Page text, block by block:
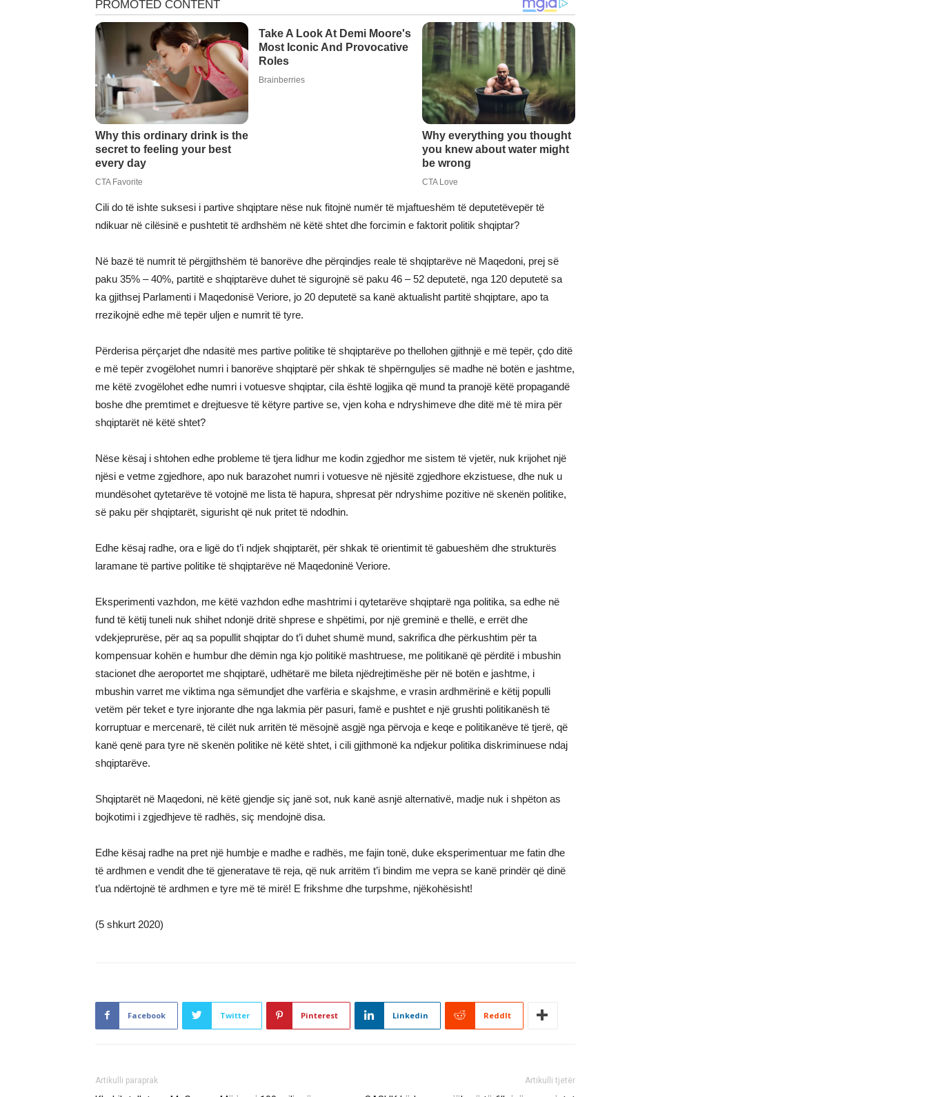
Cili do të ishte suksesi i partive shqiptare nëse nuk fitojnë numër të mjaftueshëm të deputetëvepër të
ndikuar në cilësinë e pushtetit të ardhshëm në këtë shtet dhe forcimin e faktorit politik shqiptar?
Në bazë të numrit të përgjithshëm të banorëve dhe përqindjes reale të shqiptarëve në Maqedoni, prej së
paku 35% – 40%, partitë e shqiptarëve duhet të sigurojnë së paku 46 – 52 deputetë, nga 120 deputetë sa
ka gjithsej Parlamenti i Maqedonisë Veriore, jo 20 deputetë sa kanë aktualisht partitë shqiptare, apo ta
rrezikojnë edhe më tepër uljen e numrit të tyre.
Përderisa përçarjet dhe ndasitë mes partive politike të shqiptarëve po thellohen gjithnjë e më tepër, çdo ditë
e më tepër zvogëlohet numri i banorëve shqiptarë për shkak të shpërnguljes së madhe në botën e jashtme,
me këtë zvogëlohet edhe numri i votuesve shqiptar, cila është logjika që mund ta pranojë këtë propagandë
boshe dhe premtimet e drejtuesve të këtyre partive se, vjen koha e ndryshimeve dhe ditë më të mira për
shqiptarët në këtë shtet?
Nëse kësaj i shtohen edhe probleme të tjera lidhur me kodin zgjedhor me sistem të vjetër, nuk krijohet një
njësi e vetme zgjedhore, apo nuk barazohet numri i votuesve në njësitë zgjedhore ekzistuese, dhe nuk u
mundësohet qytetarëve të votojnë me lista të hapura, shpresat për ndryshime pozitive në skenën politike,
së paku për shqiptarët, sigurisht që nuk pritet të ndodhin.
Edhe kësaj radhe, ora e ligë do t’i ndjek shqiptarët, për shkak të orientimit të gabueshëm dhe strukturës
laramane të partive politike të shqiptarëve në Maqedoninë Veriore.
Eksperimenti vazhdon, me këtë vazhdon edhe mashtrimi i qytetarëve shqiptarë nga politika, sa edhe në
fund të këtij tuneli nuk shihet ndonjë dritë shprese e shpëtimi, por një greminë e thellë, e errët dhe
vdekjeprurëse, për aq sa popullit shqiptar do t’i duhet shumë mund, sakrifica dhe përkushtim për ta
kompensuar kohën e humbur dhe dëmin nga kjo politikë mashtruese, me politikanë që përditë i mbushin
stacionet dhe aeroportet me shqiptarë, udhëtarë me bileta njëdrejtimëshe për në botën e jashtme, i
mbushin varret me viktima nga sëmundjet dhe varfëria e skajshme, e vrasin ardhmërinë e këtij populli
vetëm për teket e tyre injorante dhe nga lakmia për pasuri, famë e pushtet e një grushti politikanësh të
korruptuar e mercenarë, të cilët nuk arritën të mësojnë asgjë nga përvoja e keqe e politikanëve të tjerë, që
kanë qenë para tyre në skenën politike në këtë shtet, i cili gjithmonë ka ndjekur politika diskriminuese ndaj
shqiptarëve.
Shqiptarët në Maqedoni, në këtë gjendje siç janë sot, nuk kanë asnjë alternativë, madje nuk i shpëton as
bojkotimi i zgjedhjeve të radhës, siç mendojnë disa.
Edhe kësaj radhe na pret një humbje e madhe e radhës, me fajin tonë, duke eksperimentuar me fatin dhe
të ardhmen e vendit dhe të gjeneratave të reja, që nuk arritëm t’i bindim me vepra se kanë prindër që dinë
t’ua ndërtojnë të ardhmen e tyre më të mirë! E frikshme dhe turpshme, njëkohësisht!
(5 shkurt 2020)
Facebook Twitter Pinterest Linkedin ReddIt
Artikulli paraprak Artikulli tjetër